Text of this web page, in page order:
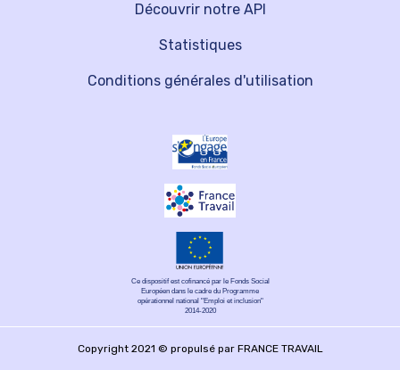
Découvrir notre API
Statistiques
Conditions générales d'utilisation
Ce dispositif est cofinancé par le Fonds Social
Européen dans le cadre du Programme
opérationnel national "Emploi et inclusion"
2014-2020
Copyright 2021 © propulsé par FRANCE TRAVAIL